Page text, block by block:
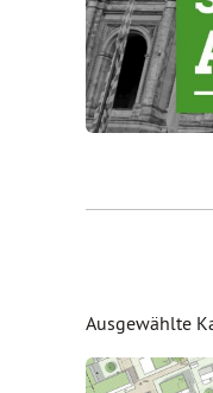
Ausgewählte